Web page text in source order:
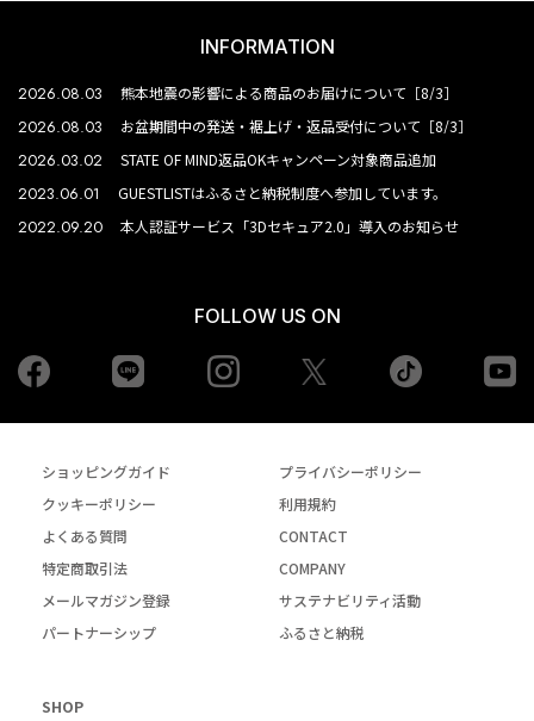
INFORMATION
2026.08.03 熊本地震の影響による商品のお届けについて［8/3］
2026.08.03 お盆期間中の発送・裾上げ・返品受付について［8/3］
2026.03.02 STATE OF MIND返品OKキャンペーン対象商品追加
2023.06.01 GUESTLISTはふるさと納税制度へ参加しています。
2022.09.20 本人認証サービス「3Dセキュア2.0」導入のお知らせ
FOLLOW US ON
Facebook Instagram tiktok
ショッピングガイド
プライバシーポリシー
クッキーポリシー
利用規約
よくある質問
CONTACT
特定商取引法
COMPANY
メールマガジン登録
サステナビリティ活動
パートナーシップ
ふるさと納税
SHOP